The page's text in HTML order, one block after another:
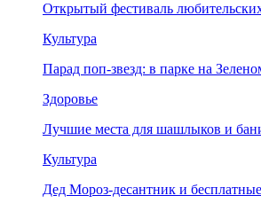
Открытый фестиваль
Культура
Парад поп-звезд: в парке на
Здоровье
Лучшие места для шашлыков и
Культура
Дед Мороз-десантник и